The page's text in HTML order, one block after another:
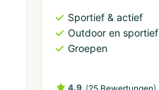
Sportief & actief
Outdoor en sportief
Groepen
4.9 ( )